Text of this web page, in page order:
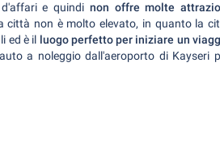
e quindi non offre molte
città non è molto elevato, in quanto la
ed è il luogo perfetto per iniziare un
a noleggio dall'aeroporto di Kayseri